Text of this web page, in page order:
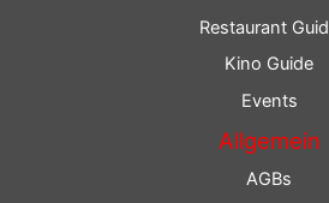
Restaurant
Kino Guide
Events
Allgemein
AGBs